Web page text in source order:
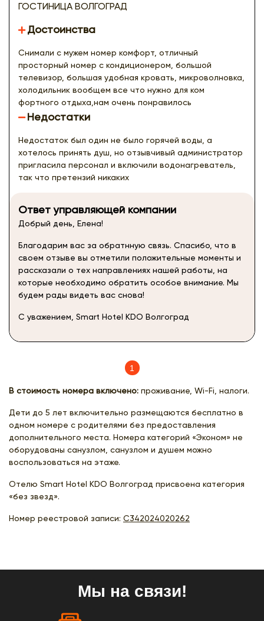
ГОСТИНИЦА ВОЛГОГРАД
Достоинства
Снимали с мужем номер комфорт, отличный
просторный номер с кондиционером, большой
телевизор, большая удобная кровать, микроволновка,
холодильник вообщем все что нужно для ком
фортного отдыха,нам очень понравилось
Недостатки
Недостаток был один не было горячей воды, а
хотелось принять душ, но отзывчивый администратор
пригласила персонал и включили водонагреватель,
так что претензий никаких
Ответ управляющей компании
Добрый день, Елена!
Благодарим вас за обратнную связь. Спасибо, что в
своем отзыве вы отметили положительные моменты и
рассказали о тех направлениях нашей работы, на
которые необходимо обратить особое внимание. Мы
будем рады видеть вас снова!
С уважением, Smart Hotel KDO Волгоград
1(current)
В стоимость номера включено: проживание, Wi-Fi, налоги.
Дети до 5 лет включительно размещаются бесплатно в
одном номере с родителями без предоставления
дополнительного места. Номера категорий «Эконом» не
оборудованы санузлом, санузлом и душем можно
воспользоваться на этаже.
Отелю Smart Hotel KDO Волгоград присвоена категория
«без звезд».
Номер реестровой записи: С342024020262
Мы на связи!